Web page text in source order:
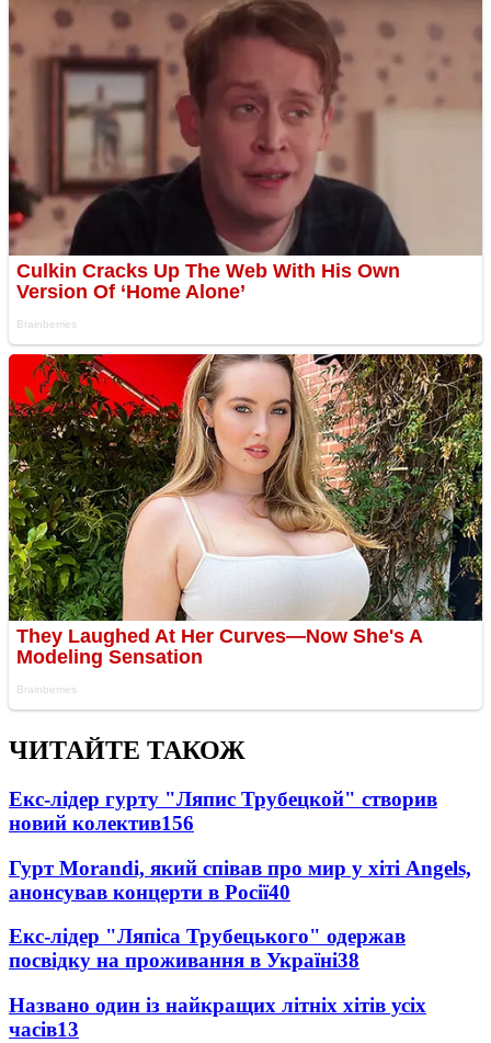
ЧИТАЙТЕ ТАКОЖ
Екс-лідер гурту "Ляпис Трубецкой" створив
новий колектив156
Гурт Morandi, який співав про мир у хіті Angels,
анонсував концерти в Росії40
Екс-лідер "Ляпіса Трубецького" одержав
посвідку на проживання в Україні38
Названо один із найкращих літніх хітів усіх
часів13